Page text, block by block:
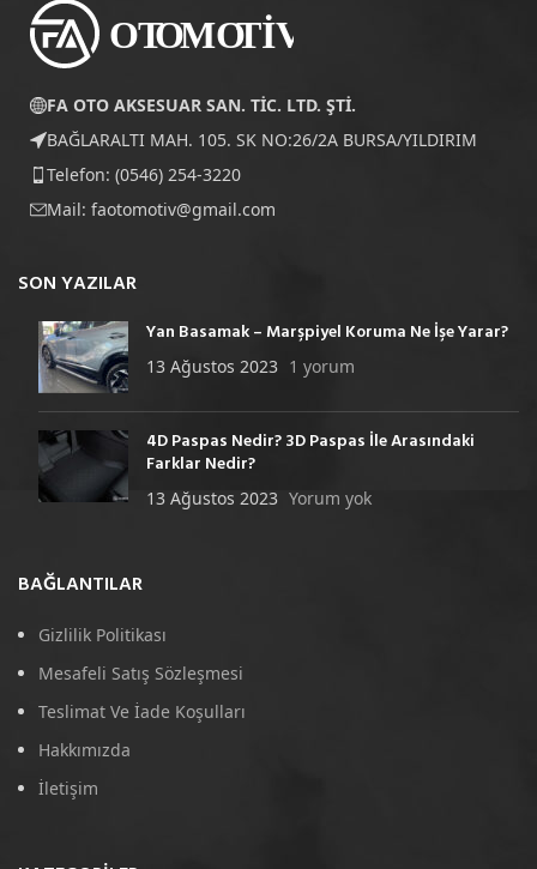
FA OTO AKSESUAR SAN. TİC. LTD. ŞTİ.
BAĞLARALTI MAH. 105. SK NO:26/2A BURSA/YILDIRIM
Telefon: (0546) 254-3220
Mail: faotomotiv@gmail.com
SON YAZILAR
Yan Basamak – Marşpiyel Koruma Ne İşe Yarar?
13 Ağustos 2023 1 yorum
4D Paspas Nedir? 3D Paspas İle Arasındaki
Farklar Nedir?
13 Ağustos 2023 Yorum yok
BAĞLANTILAR
Gizlilik Politikası
Mesafeli Satış Sözleşmesi
Teslimat Ve İade Koşulları
Hakkımızda
İletişim